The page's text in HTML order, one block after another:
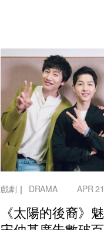
戲劇 ｜ DRAMA APR
《太陽的後裔》